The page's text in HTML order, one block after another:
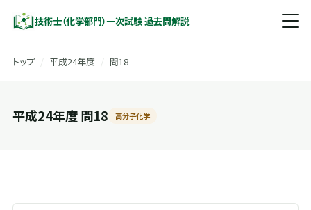
技術士（化学部門）一次試験 過去問解説
トップ 平成24年度 問18
平成24年度 問18 高分子化学